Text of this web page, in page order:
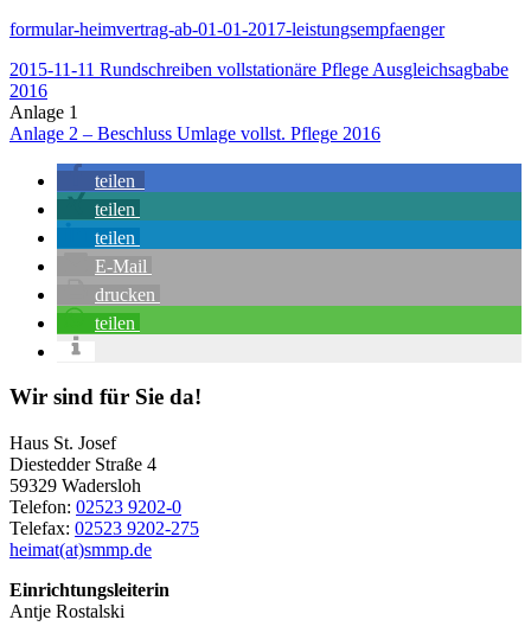
formular-heimvertrag-ab-01-01-2017-leistungsempfaenger
2015-11-11 Rundschreiben vollstationäre Pflege Ausgleichsagbabe
2016
Anlage 1
Anlage 2 – Beschluss Umlage vollst. Pflege 2016
teilen
teilen
teilen
E-Mail
drucken
teilen
Seitenspalte
Wir sind für Sie da!
Haus St. Josef
Diestedder Straße 4
59329 Wadersloh
Telefon: 02523 9202-0
Telefax: 02523 9202-275
heimat(at)smmp.de
Einrichtungsleiterin
Antje Rostalski